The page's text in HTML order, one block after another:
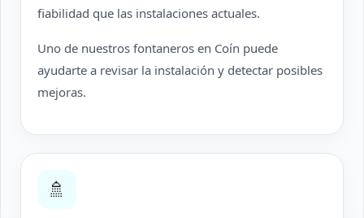
fiabilidad que las instalaciones actuales.
Uno de nuestros fontaneros en Coín puede
ayudarte a revisar la instalación y detectar posibles
mejoras.
🚿